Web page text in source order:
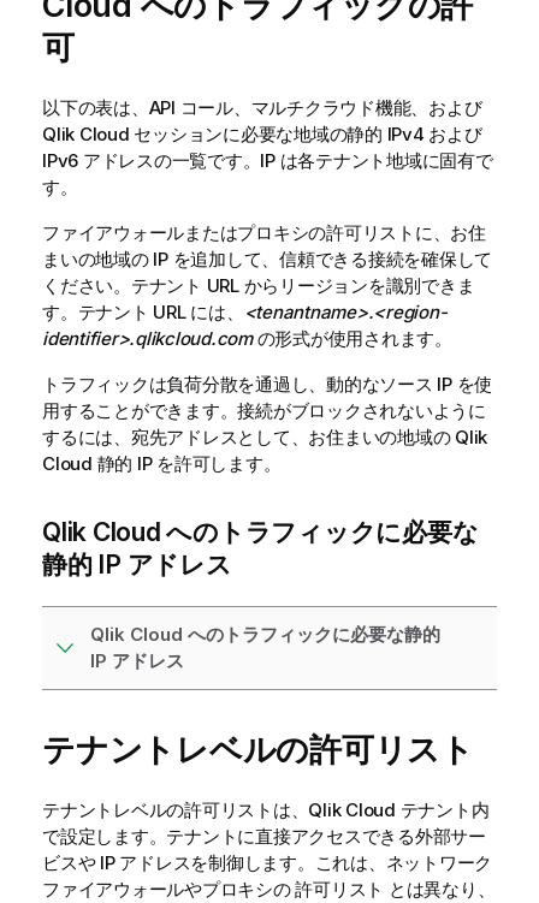
可
以下の表は、API コール、マルチクラウド機能、および
Qlik Cloud セッションに必要な地域の静的 IPv4 および
IPv6 アドレスの一覧です。IP は各テナント地域に固有で
す。
ファイアウォールまたはプロキシの許可リストに、お住
まいの地域の IP を追加して、信頼できる接続を確保して
ください。テナント URL からリージョンを識別できま
す。テナント URL には、
<tenantname>.<region-
identifier>.qlikcloud.comの形式が使用されます。
トラフィックは負荷分散を通過し、動的なソース IP を使
用することができます。接続がブロックされないように
するには、宛先アドレスとして、お住まいの地域の Qlik
Cloud 静的 IP を許可します。
Qlik Cloud へのトラフィックに必要な
静的 IP アドレス
Qlik Cloud へのトラフィックに必要な静的
IP アドレス
テナントレベルの許可リスト
テナントレベルの許可リストは、 Qlik Cloud テナント内
で設定します。テナントに直接アクセスできる外部サー
ビスや IP アドレスを制御します。これは、ネットワーク
ファイアウォールやプロキシの 許可リスト とは異なり、